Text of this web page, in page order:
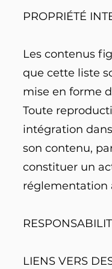
PROPRIÉTÉ
Les contenus
que cette liste
mise en forme
Toute
intégration
son contenu,
constituer un
réglementation
LIENS VERS